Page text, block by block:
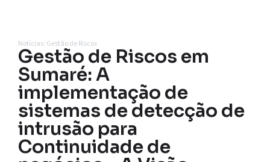
Notícias: Gestão de Riscos
Gestão de Riscos em
Sumaré: A
implementação de
sistemas de detecção de
intrusão para
Continuidade de